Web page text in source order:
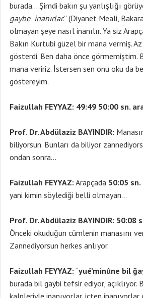
burada… Şimdi bakın şu yanlışlığı
gaybe inanırlar.” (Diyanet Meali,
olmayan şeye nasıl inanılır. Ya siz
Bakın Kurtubi güzel bir mana vermiş.
gösterdi. Ben daha önce görmemiştim.
mana veririz. İstersen sen onu oku da
göstereyim.
Faizullah FEYYAZ: 49:49 50:00 sn.
Prof. Dr. Abdülaziz BAYINDIR:
biliyorsun. Bunları da biliyor
ondan sonra…
Faizullah FEYYAZ: Arapçada 50:05 sn.
yani kimin söylediği belli olmayan…
Prof. Dr. Abdülaziz BAYINDIR: 50:08
Önceki okuduğun cümlenin manasını
Zannediyorsun herkes anlıyor.
Faizullah FEYYAZ: “yué’minûne bil
burada bil gaybi tefsir ediyor, açıklıyor.
kalpleriyle inanıyorlar, içten inanıyorlar